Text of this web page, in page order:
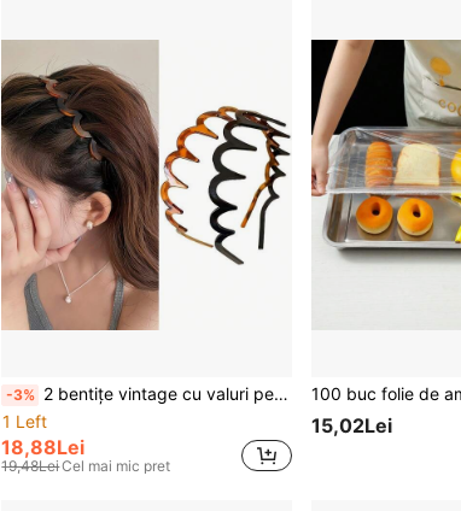
-3% 2 bentițe vintage cu valuri pentru femei - bentițe antiderapante, în formă de dinte, culoare carapace de broască țestoasă și negru - potrivite pentru purtare zilnică și de Ziua Îndrăgostiților, bentițe pentru purtare zilnică | Accesorii de păr cu valuri | Bentițe în formă de dinte, accesorii de păr
1 Left
18,88Lei
19,48LeiCel mai mic pret
15,02Lei